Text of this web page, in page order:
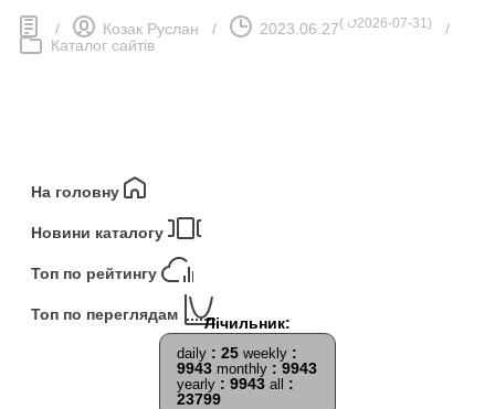
/ Козак Руслан / 2023.06.27( ⮍2026-07-31 )
/
Каталог сайтів
На головну
Новини каталогу
Топ по рейтингу
Топ по переглядам
daily : 25 weekly :
9943 monthly : 9943
yearly : 9943 all :
23799